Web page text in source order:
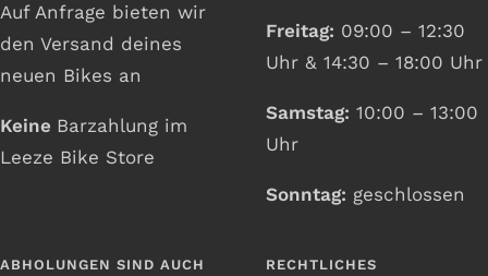
Auf Anfrage bieten wir
den Versand deines
neuen Bikes an
Keine Barzahlung im
Leeze Bike Store
Freitag: 09:00 – 12:30
Uhr & 14:30 – 18:00 Uhr
Samstag: 10:00 – 13:00
Uhr
Sonntag: geschlossen
ABHOLUNGEN SIND AUCH
RECHTLICHES